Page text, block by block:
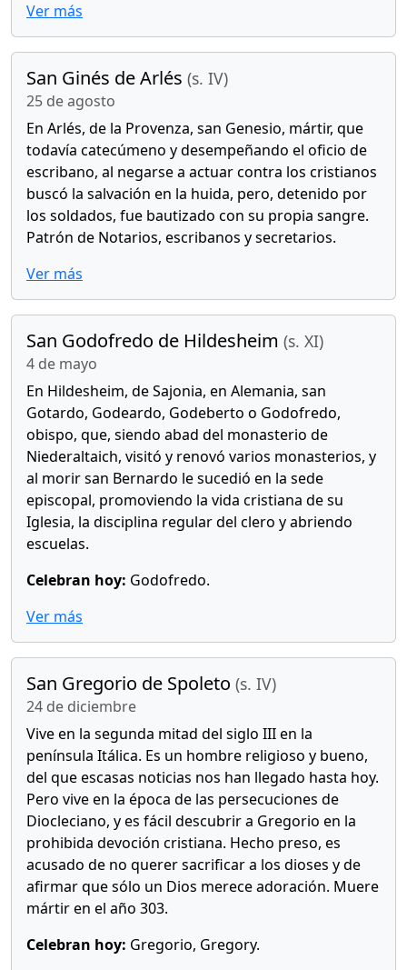
Ver más
San Ginés de Arlés (s. IV)
25 de agosto
En Arlés, de la Provenza, san Genesio, mártir, que
todavía catecúmeno y desempeñando el oficio de
escribano, al negarse a actuar contra los cristianos
buscó la salvación en la huida, pero, detenido por
los soldados, fue bautizado con su propia sangre.
Patrón de Notarios, escribanos y secretarios.
Ver más
San Godofredo de Hildesheim (s. XI)
4 de mayo
En Hildesheim, de Sajonia, en Alemania, san
Gotardo, Godeardo, Godeberto o Godofredo,
obispo, que, siendo abad del monasterio de
Niederaltaich, visitó y renovó varios monasterios, y
al morir san Bernardo le sucedió en la sede
episcopal, promoviendo la vida cristiana de su
Iglesia, la disciplina regular del clero y abriendo
escuelas.
Celebran hoy: Godofredo.
Ver más
San Gregorio de Spoleto (s. IV)
24 de diciembre
Vive en la segunda mitad del siglo III en la
península Itálica. Es un hombre religioso y bueno,
del que escasas noticias nos han llegado hasta hoy.
Pero vive en la época de las persecuciones de
Diocleciano, y es fácil descubrir a Gregorio en la
prohibida devoción cristiana. Hecho preso, es
acusado de no querer sacrificar a los dioses y de
afirmar que sólo un Dios merece adoración. Muere
mártir en el año 303.
Celebran hoy: Gregorio, Gregory.